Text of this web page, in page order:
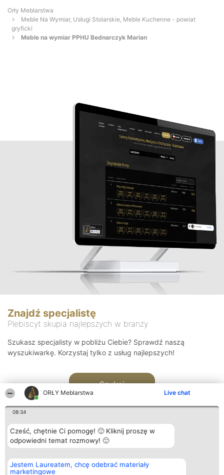
ORŁY Meblarstwa Live chat
08:34
Cześć, chętnie Ci pomogę! 🙂 Kliknij proszę w
odpowiedni temat rozmowy! 🙂
Jestem Laureatem, chcę odebrać materiały
marketingowe
Orły Meblarstwa
Meble Na Wymiar, Usługi Stolarskie, Meble Kuchenne - powiat
gryficki
Meble na wymiar PPHU Bednarczyk Marian
Znajdź specjalistę
Plebiscyt skupia najlepszych w branży
Szukasz specjalisty w pobliżu Ciebie? Sprawdź naszą
wyszukiwarkę. Korzystaj tylko z usług najlepszych!
Szukaj
Organizator plebiscytu
Bright Side Solutions sp. z o.
o. sp. k.
Plebiscyt
Laureaci
Kontakt
Kontakt